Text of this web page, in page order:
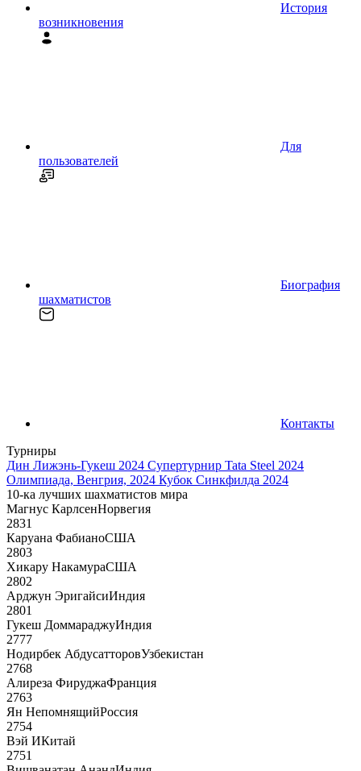
История
возникновения
Для
пользователей
Биография
шахматистов
Контакты
Турниры
Дин Лижэнь-Гукеш 2024 Супертурнир Tata Steel 2024
Олимпиада, Венгрия, 2024 Кубок Синкфилда 2024
10-ка лучших шахматистов мира
Магнус КарлсенНорвегия
2831
Каруана ФабианоСША
2803
Хикару НакамураСША
2802
Арджун ЭригайсиИндия
2801
Гукеш ДоммараджуИндия
2777
Нодирбек АбдусатторовУзбекистан
2768
Алиреза ФируджаФранция
2763
Ян НепомнящийРоссия
2754
Вэй ИКитай
2751